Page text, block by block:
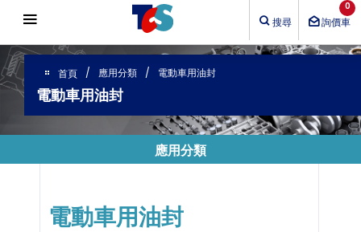
搜尋
0
詢價車
首頁 應用分類 電動車用油封
電動車用油封
應用分類
電動車用油封